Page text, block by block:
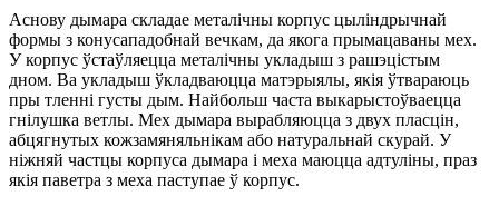
Аснову дымара складае металічны корпус цыліндрычнай
формы з конусападобнай вечкам, да якога прымацаваны мех.
У корпус ўстаўляецца металічны укладыш з рашэцістым
дном. Ва укладыш ўкладваюцца матэрыялы, якія ўтвараюць
пры тленні густы дым. Найбольш часта выкарыстоўваецца
гнілушка ветлы. Мех дымара вырабляюцца з двух пласцін,
абцягнутых кожзамяняльнікам або натуральнай скурай. У
ніжняй частцы корпуса дымара і меха маюцца адтуліны, праз
якія паветра з меха паступае ў корпус.